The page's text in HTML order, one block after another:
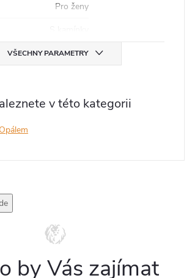
Pro ženy
VŠECHNY PARAMETRY
v této kategorii
by Vás zajímat